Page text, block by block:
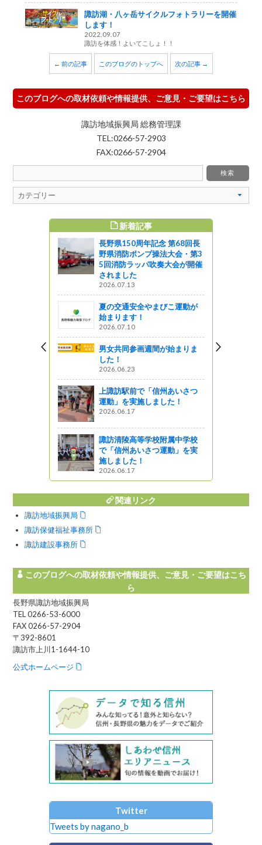
諏訪湖・八ヶ岳サイクルフォトラリーを開催
します！
2022.09.07
諏訪を体感！よいてこしょ！！
← 前の記事 このブログのトップへ 次の記事 →
このブログへの取材依頼や情報提供、ご意見・ご要望はこちら
諏訪地域振興局 総務管理課
TEL:0266-57-2903
FAX:0266-57-2904
新着記事
長野県150周年記念 第68回長
野県消防ポンプ操法大会・第3
5回消防ラッパ吹奏大会が開催
されました
2026.07.13
夏の交通安全やまびこ運動が
始まります！
2026.07.10
男女共同参画週間が始まりま
した！
2026.06.23
上諏訪駅前で「信州あいさつ
運動」を実施しました！
2026.06.17
諏訪清陵高等学校附属中学校
で「信州あいさつ運動」を実
施しました！
2026.06.17
関連リンク
諏訪地域振興局
諏訪保健福祉事務所
諏訪建設事務所
このブログへの取材依頼や情報提供、ご意見・ご要望はこち
ら
長野県諏訪地域振興局
TEL 0266-53-6000
FAX 0266-57-2904
〒392-8601
諏訪市上川1-1644-10
公式ホームページ
Twitter
Tweets by nagano_b